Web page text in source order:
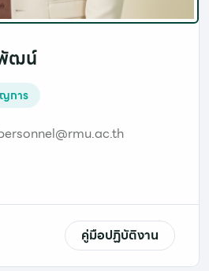
ฒน์
การ
คู่มือปฏิบัติงาน